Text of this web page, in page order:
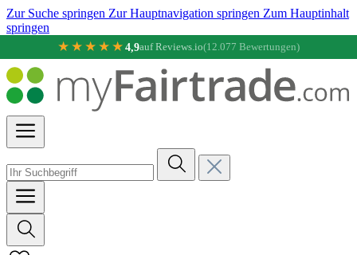
Zur Suche springen Zur Hauptnavigation springen Zum Hauptinhalt
springen
★★★★★4,9auf Reviews.io(12.077 Bewertungen)